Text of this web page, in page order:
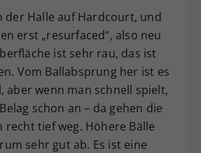
der Halle auf Hardcourt, und
erst „resurfaced“, also neu
ist sehr rau, das ist
Vom Ballabsprung her ist es
aber wenn man schnell spielt,
schon an – da gehen die
recht tief weg. Höhere Bälle
sehr gut ab. Es ist eine